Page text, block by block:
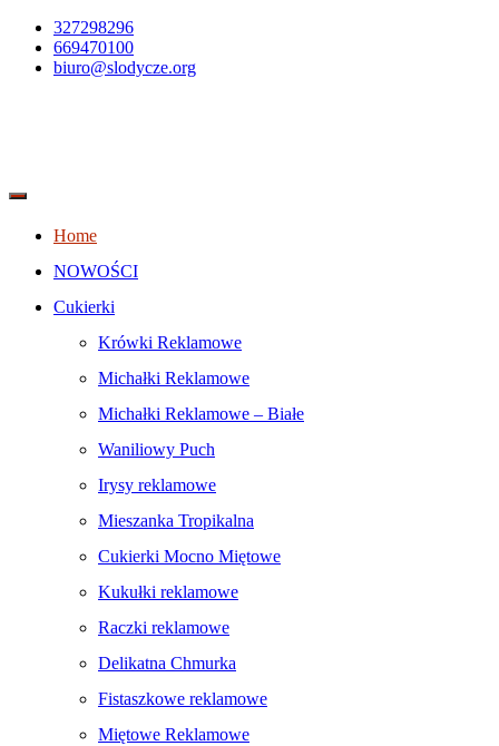
327298296
669470100
biuro@slodycze.org
Home
NOWOŚCI
Cukierki
Krówki Reklamowe
Michałki Reklamowe
Michałki Reklamowe – Białe
Waniliowy Puch
Irysy reklamowe
Mieszanka Tropikalna
Cukierki Mocno Miętowe
Kukułki reklamowe
Raczki reklamowe
Delikatna Chmurka
Fistaszkowe reklamowe
Miętowe Reklamowe